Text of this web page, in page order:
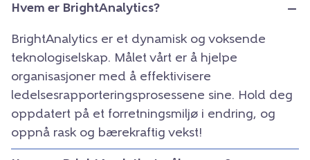
Hvem er BrightAnalytics?
BrightAnalytics er et dynamisk og voksende
teknologiselskap. Målet vårt er å hjelpe
organisasjoner med å effektivisere
ledelsesrapporteringsprosessene sine. Hold deg
oppdatert på et forretningsmiljø i endring, og
oppnå rask og bærekraftig vekst!